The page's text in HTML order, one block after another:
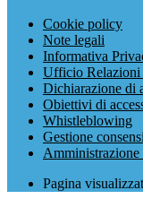
Cookie policy
Note legali
Informativa
Ufficio
Dichiarazione di
Obiettivi di
Whistleblowing
Gestione
Amministrazione
Pagina